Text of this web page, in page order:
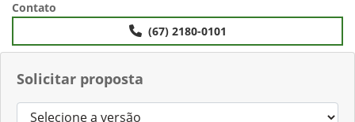
Solicitar proposta
Contato
(67) 2180-0101